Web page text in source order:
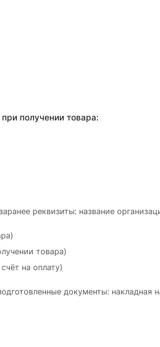
получении товара:
реквизиты: название
товара)
на оплату)
документы: накладная